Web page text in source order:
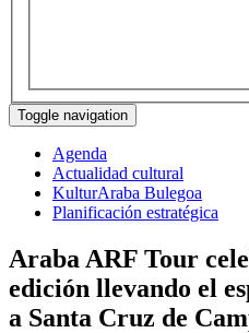
Toggle navigation
Agenda
Actualidad cultural
KulturAraba Bulegoa
Planificación estratégica
Araba ARF Tour
edición llevando el
a Santa Cruz de